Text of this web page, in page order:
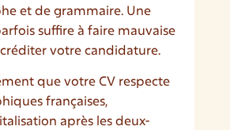
et de grammaire. Une
suffire à faire mauvaise
votre candidature.
que votre CV respecte
françaises,
après les deux-